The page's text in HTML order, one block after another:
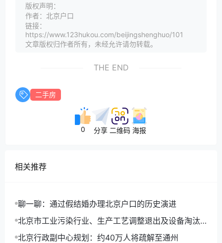
版权声明：
作者：北京户口
链接：
https://www.123hukou.com/beijingshenghuo/101
文章版权归作者所有，未经允许请勿转载。
THE END
二手房
0 分享 二维码 海报
相关推荐
聊一聊：通过假结婚办理北京户口的历史演进
北京市工业污染行业、生产工艺调整退出及设备淘汰
目录(2014年版)
北京行政副中心规划：约40万人将疏解至通州